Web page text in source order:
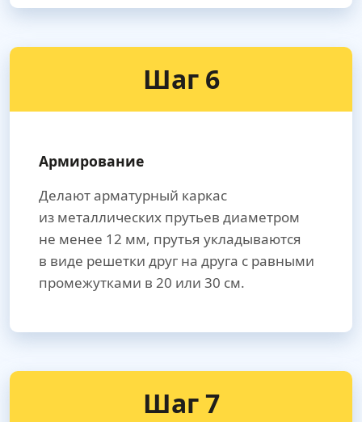
Шаг 6
Армирование
Делают арматурный каркас
из металлических прутьев диаметром
не менее 12 мм, прутья укладываются
в виде решетки друг на друга с равными
промежутками в 20 или 30 см.
Шаг 7